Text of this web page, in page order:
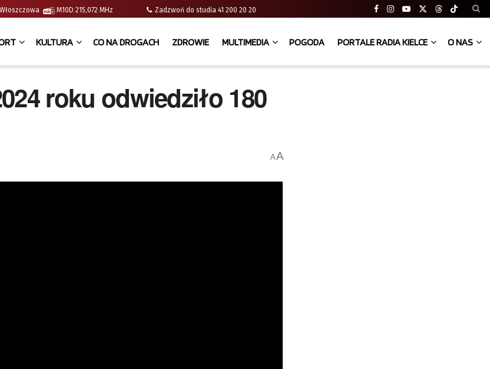
M10D 215,072 MHz Zadzwoń do studia 41 200 20 20
KULTURA CO NA DROGACH ZDROWIE MULTIMEDIA POGODA PORTALE RADIA KIELCE O NAS
roku odwiedziło 180
AA